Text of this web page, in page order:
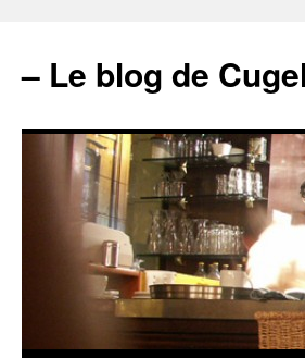
– Le blog de